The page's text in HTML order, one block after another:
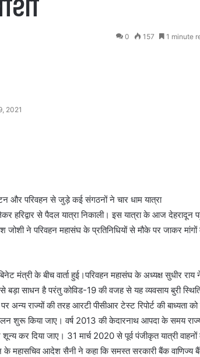
2021
0 157 1 minute
और परिवहन से जुड़े कई संगठनों ने चार धाम यात्रा
हरिद्वार से पैदल यात्रा निकाली। इस यात्रा के आज देहरादून
ने परिवहन महासंघ के प्रतिनिधियों से मौके पर जाकर मांगों
मंत्री के बीच वार्ता हुई।परिवहन महासंघ के अध्यक्ष सुधीर राय
बड़ा साधन है परंतु कोविड-19 की वजह से यह व्यवसाय बुरी
राज्यों की तरह आरटी पीसीआर टेस्ट रिपोर्ट की बाध्यता को
शुरू किया जाए। वर्ष 2013 की केदारनाथ आपदा के समय
शून्य कर दिया जाए। 31 मार्च 2020 से पूर्व पंजीकृत यात्री
के महासचिव आदेश सैनी ने कहा कि समस्त सरकारी बैंक वाणिज्य